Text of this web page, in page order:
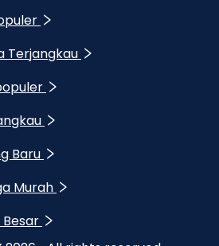
Terjangkau
Baru
Murah